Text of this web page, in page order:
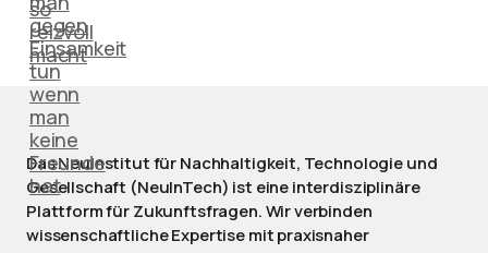
Das NeuInstitut für Nachhaltigkeit, Technologie und
Gesellschaft (NeuInTech) ist eine interdisziplinäre
Plattform für Zukunftsfragen. Wir verbinden
wissenschaftliche Expertise mit praxisnaher